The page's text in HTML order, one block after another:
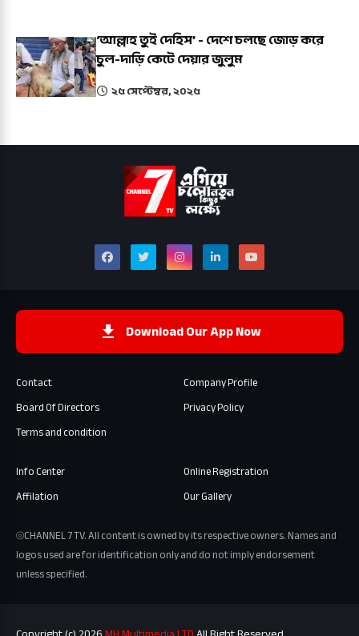
‘আল্লাহ তুই দেহিস’ - দেশে চলছে জোড় করে
চুল-দাড়ি কেটে দেয়ার জুলুম
২৫ সেপ্টেম্বর, ২০২৫
Download Our App Now
Contact
Company Profile
Board Of Directors
Privacy Policy
Terms and condition
Info Center
Online Registration
Affilation
Our Gallery
⦾CHANNEL 7 TV. All content is owned by its respective owners. Names and
logos used are for identification only and do not imply endorsement
unless specified.